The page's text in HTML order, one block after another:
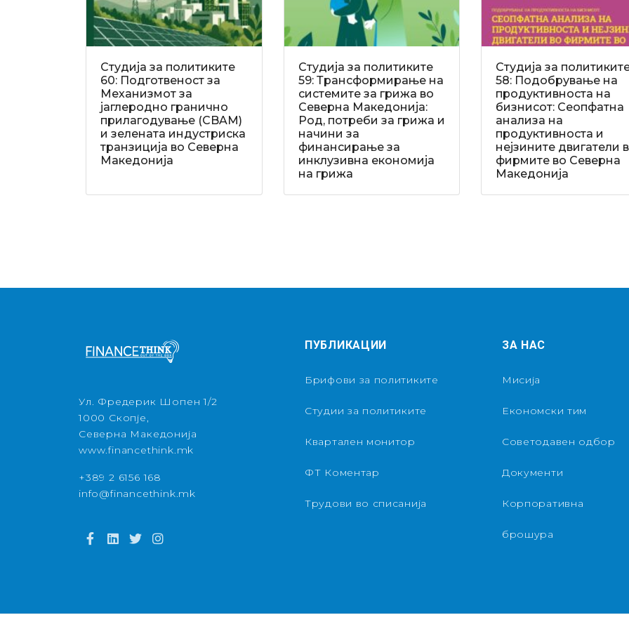
Студија за политиките
60: Подготвеност за
Механизмот за
јаглеродно гранично
прилагодување (CBAM)
и зелената индустриска
транзиција во Северна
Македонија
Студија за политиките
59: Трансформирање на
системите за грижа во
Северна Македонија:
Род, потреби за грижа и
начини за
финансирање за
инклузивна економија
на грижа
Студија за
58: Подобрување на
продуктивноста на
бизнисот: Сеопфатна
анализа на
продуктивноста и
нејзините двигатели
фирмите во Северна
Македонија
Ул. Фредерик Шопен 1/2
1000 Скопје,
Северна Македонија
www.financethink.mk
+389 2 6156 168
info@financethink.mk
ПУБЛИКАЦИИ
Брифови за политиките
Студии за политиките
Квартален монитор
ФТ Коментар
Трудови во списанија
ЗА НАС
Мисија
Економски тим
Советодавен одбор
Документи
Корпоративна
брошура